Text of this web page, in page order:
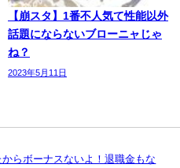
【崩スタ】1番不人気て性能以外
話題にならないブローニャじゃ
ね？
2023年5月11日
らボーナスないよ！退職金もな